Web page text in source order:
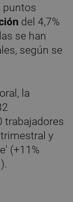
puntos
del 4,7%
se han
según se
la
trabajadores
y
(+11%